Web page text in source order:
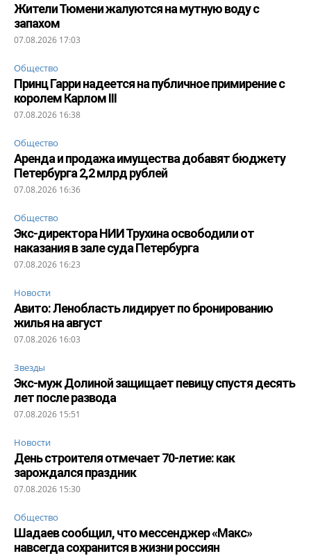
Жители Тюмени жалуются на мутную воду с
запахом
07.08.2026 17:03
Общество
Принц Гарри надеется на публичное примирение с
королем Карлом III
07.08.2026 16:38
Общество
Аренда и продажа имущества добавят бюджету
Петербурга 2,2 млрд рублей
07.08.2026 16:36
Общество
Экс-директора НИИ Трухина освободили от
наказания в зале суда Петербурга
07.08.2026 16:23
Новости
Авито: Ленобласть лидирует по бронированию
жилья на август
07.08.2026 16:03
Звезды
Экс-муж Долиной защищает певицу спустя десять
лет после развода
07.08.2026 15:51
Новости
День строителя отмечает 70-летие: как
зарождался праздник
07.08.2026 15:30
Общество
Шадаев сообщил, что мессенджер «Макс»
навсегда сохранится в жизни россиян